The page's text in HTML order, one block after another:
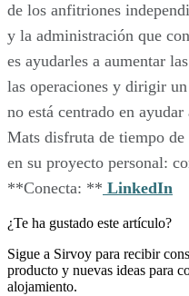
de los anfitriones
y la administración que
es ayudarles a aumentar
las operaciones y dirigir
no está centrado en
Mats disfruta de tiempo
en su proyecto personal:
**Conecta: ** LinkedIn
¿Te ha gustado este artículo?
Sigue a Sirvoy para recibir
producto y nuevas ideas para
alojamiento.